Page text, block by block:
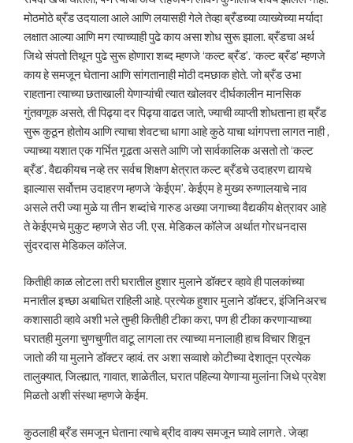
मोठमोठे ब्रँड उदयाला आले आणि लयासही गेले तेव्हा ब्रँडच्या व्याख्येच्या मर्यादा
लक्षात आल्या आणि मग त्याच्याही पुढे काय असा शोध सुरू झाला. ब्रँडचा अर्थ
जिथे संपतो तिथून पुढे सुरू होणारा शब्द म्हणजे ‘कल्ट ब्रँड’. ‘कल्ट ब्रँड’ म्हणजे
काय हे समजून घेताना आणि सांगतानाही मोठी दमछाक होते. जो ब्रँड उभा
राहताना त्याच्या छताखाली येणाऱ्यांची त्यात खोलवर दीर्घकालीन मानसिक
गुंतवणूक असते, ती पिढ्या दर पिढ्या वाढत जाते, ज्याची व्याप्ती शोधताना हा ब्रँड
सुरू कुठून होतोय आणि त्याचा शेवटचा धागा आहे कुठे याचा थांगपत्ता लागत नाही ,
ज्याच्या यशात एक गर्भित गूढता असते आणि जो सार्वकालिक असतो तो ‘कल्ट
ब्रँड’. वैद्यकीयच नव्हे तर सर्वच शिक्षण क्षेत्रात कल्ट ब्रँडचे उदाहरण द्यायचे
झाल्यास सर्वोत्तम उदाहरण म्हणजे ‘केईएम’. केईएम हे मुख्य रुग्णालयाचे नाव
असले तरी ज्या मुळे या तीन शब्दांचे गारुड अख्या जगाच्या वैद्यकीय क्षेत्रावर आहे
ते केईएमचे मुकुट म्हणजे सेठ जी. एस. मेडिकल कॉलेज अर्थात गोरधनदास
सुंदरदास मेडिकल कॉलेज.
कितीही काळ लोटला तरी घरातील हुशार मुलाने डॉक्टर व्हावे ही पालकांच्या
मनातील इच्छा अबाधित राहिली आहे. प्रत्येक हुशार मुलाने डॉक्टर, इंजिनिअरच
कशासाठी व्हावे अशी भले तुम्ही कितीही टीका करा, पण ही टीका करणाऱ्याच्या
घरातही मुलगा चुणचुणीत वाटू लागला तर त्याच्या मनालाही हाच विचार शिवून
जातो की या मुलाने डॉक्टर व्हावं. तर अशा सव्वाशे कोटीच्या देशातून प्रत्येक
तालुक्यात, जिल्ह्यात, गावात, शाळेतील, घरात पहिल्या येणाऱ्या मुलांना जिथे प्रवेश
मिळतो अशी संस्था म्हणजे केईम.
कुठलाही ब्रँड समजून घेताना त्याचे ब्रीद वाक्य समजून घ्यावे लागते . जेव्हा